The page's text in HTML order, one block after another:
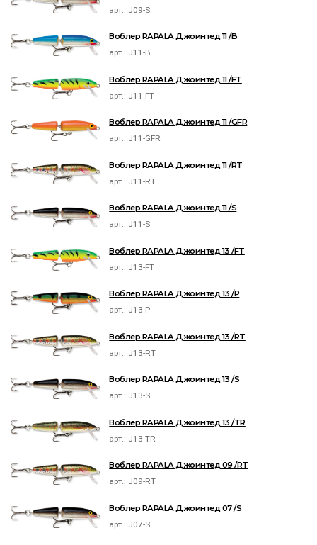
арт.: J09-S
Воблер RAPALA Джоинтед 11 /B
арт.: J11-B
Воблер RAPALA Джоинтед 11 /FT
арт.: J11-FT
Воблер RAPALA Джоинтед 11 /GFR
арт.: J11-GFR
Воблер RAPALA Джоинтед 11 /RT
арт.: J11-RT
Воблер RAPALA Джоинтед 11 /S
арт.: J11-S
Воблер RAPALA Джоинтед 13 /FT
арт.: J13-FT
Воблер RAPALA Джоинтед 13 /P
арт.: J13-P
Воблер RAPALA Джоинтед 13 /RT
арт.: J13-RT
Воблер RAPALA Джоинтед 13 /S
арт.: J13-S
Воблер RAPALA Джоинтед 13 /TR
арт.: J13-TR
Воблер RAPALA Джоинтед 09 /RT
арт.: J09-RT
Воблер RAPALA Джоинтед 07 /S
арт.: J07-S